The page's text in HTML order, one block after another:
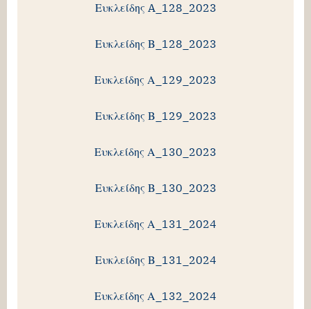
Ευκλείδης A_128_2023
Ευκλείδης Β_128_2023
Ευκλείδης Α_129_2023
Ευκλείδης Β_129_2023
Ευκλείδης Α_130_2023
Ευκλείδης Β_130_2023
Ευκλείδης Α_131_2024
Ευκλείδης Β_131_2024
Ευκλείδης Α_132_2024